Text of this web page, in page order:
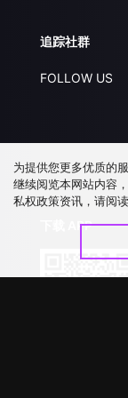
追踪社群
FOLLOW US
下载 APP
为提供您更多优质的
继续阅览本网站内容
私权政策资讯，请阅